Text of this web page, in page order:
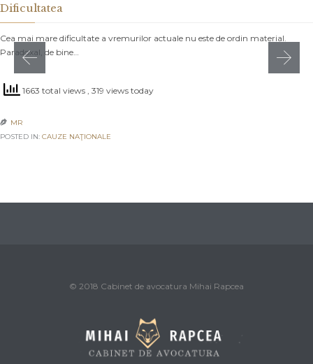
Dificultatea
Cea mai mare dificultate a vremurilor actuale nu este de ordin material.
Paradoxal, de bine…
1663 total views , 319 views today
 MR
POSTED IN: CAUZE NAŢIONALE
© 2018 Cabinet de avocatura Mihai Rapcea